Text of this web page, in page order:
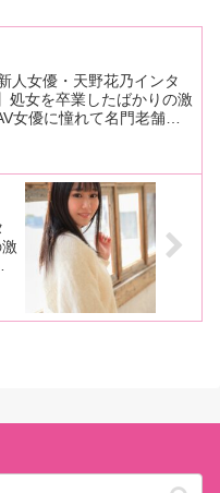
らは想像できないグッとく
人女優・天野花乃インタ
処女を卒業したばかりの激
女優に憧れて名門老舗メ